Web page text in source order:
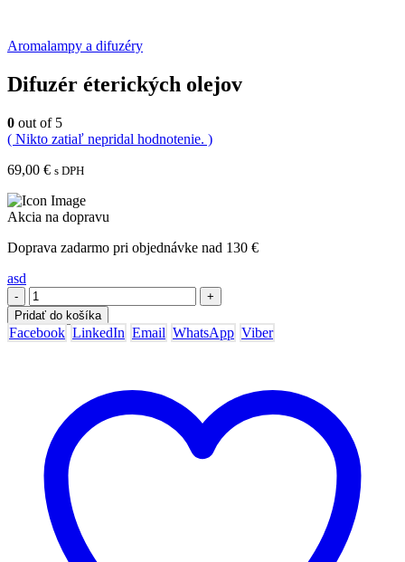
Aromalampy a difuzéry
Difuzér éterických olejov
0 out of 5
( Nikto zatiaľ nepridal hodnotenie. )
69,00 € s DPH
Akcia na dopravu
Doprava zadarmo pri objednávke nad 130 €
asd
-
+
Pridať do košíka
Facebook LinkedIn Email WhatsApp Viber